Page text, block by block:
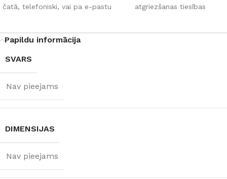
čatā, telefoniski, vai pa e-pastu
atgriezšanas tiesības
Papildu informācija
SVARS
Nav pieejams
DIMENSIJAS
Nav pieejams